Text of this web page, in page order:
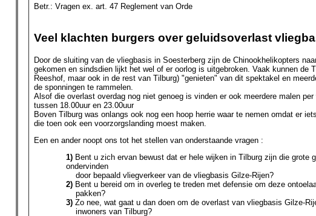
Betr.: Vragen ex. art. 47 Reglement van Orde
Veel klachten burgers over geluidsoverlast
Door de sluiting van de vliegbasis in Soesterberg zijn de Chinookhelikopters
gekomen en sindsdien lijkt het wel of er oorlog is uitgebroken. Vaak kunnen de
Reeshof, maar ook in de rest van Tilburg) "genieten" van dit spektakel en
de sponningen te rammelen.
Alsof die overlast overdag nog niet genoeg is vinden er ook meerdere malen
tussen 18.00uur en 23.00uur
Boven Tilburg was onlangs ook nog een hoop herrie waar te nemen omdat er
die toen ook een voorzorgslanding moest maken.
Een en ander noopt ons tot het stellen van onderstaande vragen :
1)Bent u zich ervan bewust dat er hele wijken in Tilburg zijn die grote
ondervinden
door bepaald vliegverkeer van de vliegbasis Gilze-Rijen?
2)Bent u bereid om in overleg te treden met defensie om deze
pakken?
3)Zo nee, wat gaat u dan doen om de overlast van vliegbasis Gilze-
inwoners van Tilburg?